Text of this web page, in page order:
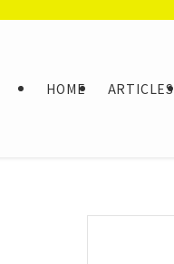
HOME ARTICLES